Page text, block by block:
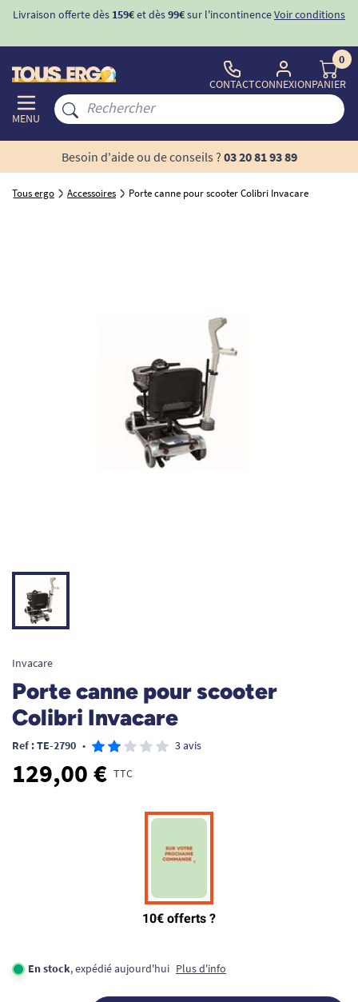
Livraison offerte dès 159€et dès99€sur l'incontinenceVoir conditions
MENU
CONTACTCONNEXION
0
PANIER
Besoin d'aide ou de conseils ? 03 20 81 93 89
Tous ergo Accessoires Porte canne pour scooter Colibri Invacare
Invacare
Porte canne pour scooter
Colibri Invacare
Ref : TE-2790 • 3 avis
129,00 € TTC
En stock, expédié aujourd'hui Plus d'info